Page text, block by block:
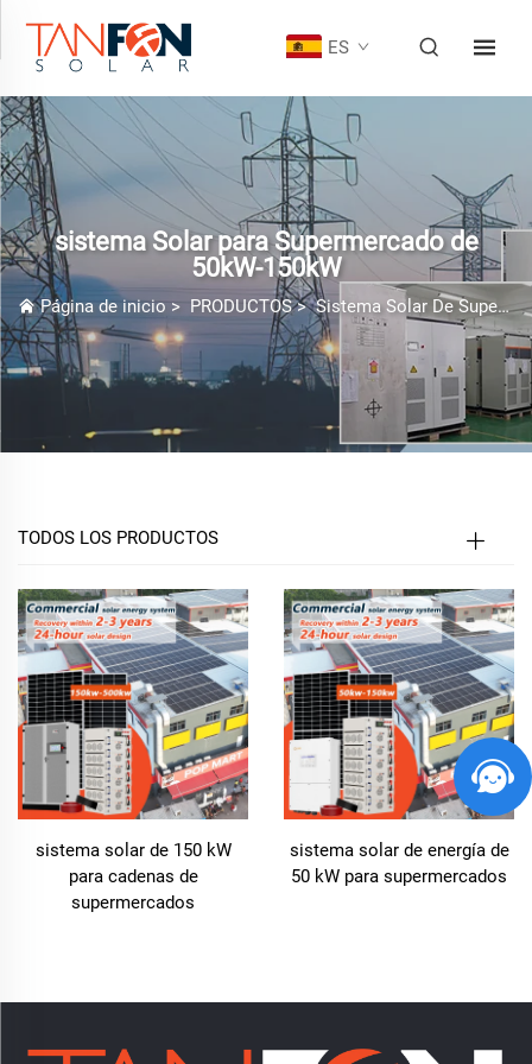
ES
sistema Solar para Supermercado de
50kW-150kW
Página de inicio> PRODUCTOS>Sistema Solar De Supermercado
TODOS LOS PRODUCTOS
sistema solar de 150 kW
para cadenas de
supermercados
sistema solar de energía de
50 kW para supermercados